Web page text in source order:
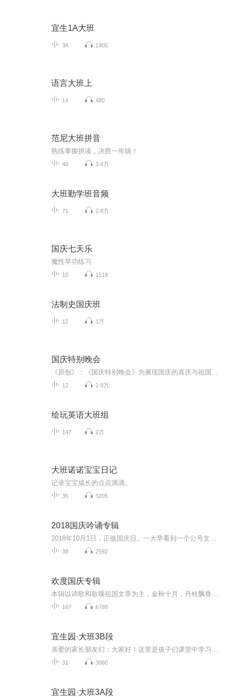
宜生1A大班
34 1905
语言大班上
14 480
范尼大班拼音
熟练掌握拼读，决胜一年级！
40 3.4万
大班勤学班音频
71 2.8万
国庆七天乐
魔性早功练习
10 1518
法制史国庆班
12 1万
国庆特别晚会
12 2.9万
绘玩英语大班组
147 2万
大班诺诺宝宝日记
记录宝宝成长的点点滴滴。
35 3205
2018国庆吟诵专辑
38 2592
欢度国庆专辑
167 6788
宜生园·大班3B段
31 3060
宜生园·大班3A段